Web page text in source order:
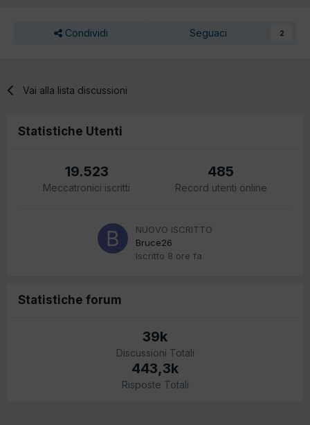
Condividi Seguaci 2
Vai alla lista discussioni
Statistiche Utenti
19.523
Meccatronici iscritti
485
Record utenti online
NUOVO ISCRITTO
Bruce26
Iscritto 8 ore fa
Statistiche forum
39k
Discussioni Totali
443,3k
Risposte Totali